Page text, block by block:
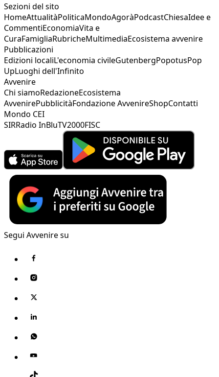
Sezioni del sito
HomeAttualitàPoliticaMondoAgoràPodcastChiesaIdee e
CommentiEconomiaVita e
CuraFamigliaRubricheMultimediaEcosistema avvenire
Pubblicazioni
Edizioni localiL'economia civileGutenbergPopotusPop
UpLuoghi dell'Infinito
Avvenire
Chi siamoRedazioneEcosistema
AvvenirePubblicitàFondazione AvvenireShopContatti
Mondo CEI
SIRRadio InBluTV2000FISC
Segui Avvenire su